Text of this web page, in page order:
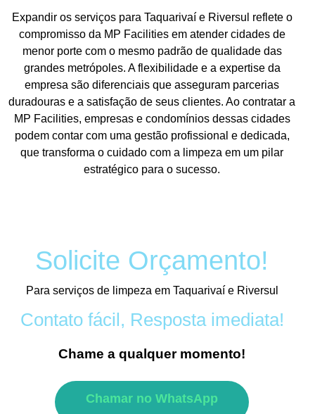
Expandir os serviços para Taquarivaí e Riversul reflete o
compromisso da MP Facilities em atender cidades de
menor porte com o mesmo padrão de qualidade das
grandes metrópoles. A flexibilidade e a expertise da
empresa são diferenciais que asseguram parcerias
duradouras e a satisfação de seus clientes. Ao contratar a
MP Facilities, empresas e condomínios dessas cidades
podem contar com uma gestão profissional e dedicada,
que transforma o cuidado com a limpeza em um pilar
estratégico para o sucesso.
Solicite Orçamento!
Para serviços de limpeza em Taquarivaí e Riversul
Contato fácil, Resposta imediata!
Chame a qualquer momento!
Chamar no WhatsApp